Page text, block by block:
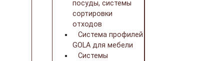
посуды, системы
сортировки
отходов
Система профилей
GOLA для мебели
Системы